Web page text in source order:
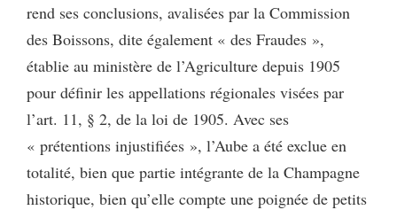
rend ses conclusions, avalisées par la Commission
des Boissons, dite également « des Fraudes »,
établie au ministère de l’Agriculture depuis 1905
pour définir les appellations régionales visées par
l’art. 11, § 2, de la loi de 1905. Avec ses
« prétentions injustifiées », l’Aube a été exclue en
totalité, bien que partie intégrante de la Champagne
historique, bien qu’elle compte une poignée de petits